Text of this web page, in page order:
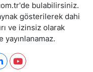
bulabilirsiniz.
gösterilerek dahi
ve izinsiz olarak
yayınlanamaz.